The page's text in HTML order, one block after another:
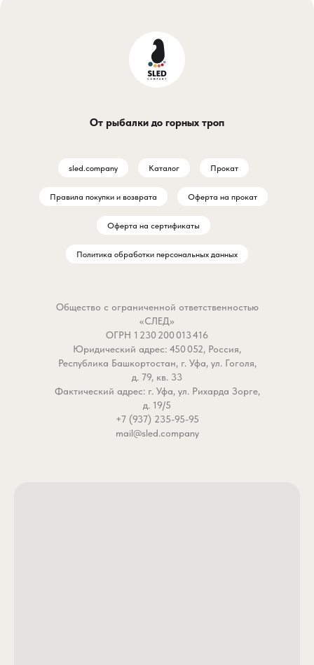
От рыбалки до горных троп
sled.company Каталог Прокат
Правила покупки и возврата Оферта на прокат
Оферта на сертификаты
Политика обработки персональных данных
Общество с ограниченной ответственностью
«СЛЕД»
ОГРН 1 230 200 013 416
Юридический адрес: 450 052, Россия,
Республика Башкортостан, г. Уфа, ул. Гоголя,
д. 79, кв. 33
Фактический адрес: г. Уфа, ул. Рихарда Зорге,
д. 19/5
+7 (937) 235-95-95
mail@sled.company